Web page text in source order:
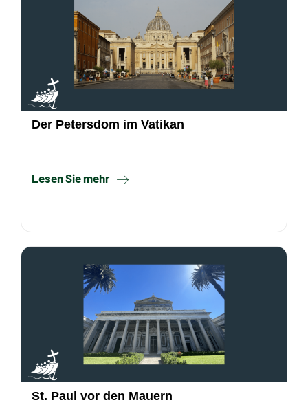
Der Petersdom im Vatikan
Lesen Sie mehr
St. Paul vor den Mauern